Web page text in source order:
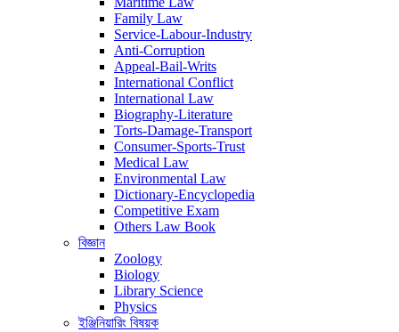
Family Law
Service-Labour-Industry
Anti-Corruption
Appeal-Bail-Writs
International Conflict
International Law
Biography-Literature
Torts-Damage-Transport
Consumer-Sports-Trust
Medical Law
Environmental Law
Dictionary-Encyclopedia
Competitive Exam
Others Law Book
বিজ্ঞান
Zoology
Biology
Library Science
Physics
ইঞ্জিনিয়ারিং বিষয়ক